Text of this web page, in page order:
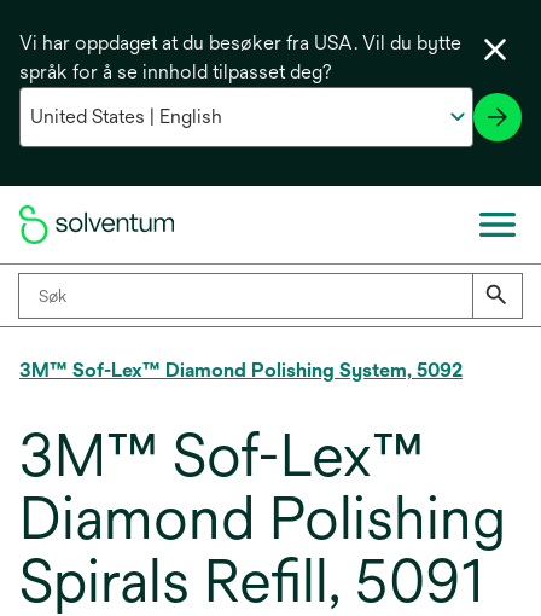
Vi har oppdaget at du besøker fra USA. Vil du bytte
språk for å se innhold tilpasset deg?
3M™ Sof-Lex™ Diamond Polishing System, 5092
3M™ Sof-Lex™
Diamond Polishing
Spirals Refill, 5091